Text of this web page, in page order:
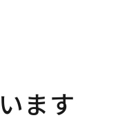
ます